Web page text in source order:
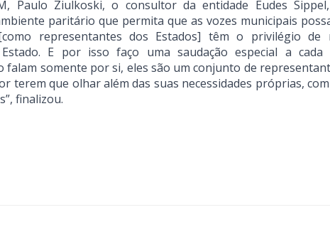
Paulo Ziulkoski, o consultor da entidade Eudes
paritário que permita que as vozes municipais
representantes dos Estados] têm o privilégio de
E por isso faço uma saudação especial a cada
falam somente por si, eles são um conjunto de
terem que olhar além das suas necessidades próprias,
finalizou.